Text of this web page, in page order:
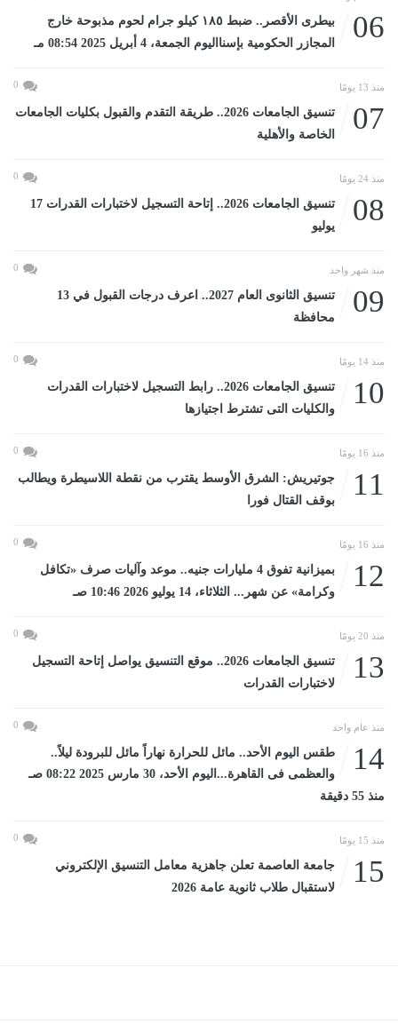
06
بيطرى الأقصر.. ضبط ١٨٥ كيلو جرام لحوم مذبوحة خارج
المجازر الحكومية بإسنااليوم الجمعة، 4 أبريل 2025 08:54 مـ
منذ 13 يومًا 0
07
تنسيق الجامعات 2026.. طريقة التقدم والقبول بكليات الجامعات
الخاصة والأهلية
منذ 24 يومًا 0
08
تنسيق الجامعات 2026.. إتاحة التسجيل لاختبارات القدرات 17
يوليو
منذ شهر واحد 0
09
تنسيق الثانوى العام 2027.. اعرف درجات القبول في 13
محافظة
منذ 14 يومًا 0
10
تنسيق الجامعات 2026.. رابط التسجيل لاختبارات القدرات
والكليات التى تشترط اجتيازها
منذ 16 يومًا 0
11
جوتيريش: الشرق الأوسط يقترب من نقطة اللاسيطرة ويطالب
بوقف القتال فورا
منذ 16 يومًا 0
12
بميزانية تفوق 4 مليارات جنيه.. موعد وآليات صرف «تكافل
وكرامة» عن شهر... الثلاثاء، 14 يوليو 2026 10:46 صـ
منذ 20 يومًا 0
13
تنسيق الجامعات 2026.. موقع التنسيق يواصل إتاحة التسجيل
لاختبارات القدرات
منذ عام واحد 0
14
طقس اليوم الأحد.. مائل للحرارة نهاراً مائل للبرودة ليلاً..
والعظمى فى القاهرة...اليوم الأحد، 30 مارس 2025 08:22 صـ
منذ 55 دقيقة
منذ 15 يومًا 0
15
جامعة العاصمة تعلن جاهزية معامل التنسيق الإلكتروني
لاستقبال طلاب ثانوية عامة 2026